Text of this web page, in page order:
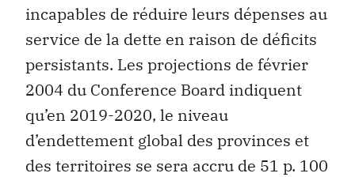
incapables de réduire leurs dépenses au
service de la dette en raison de déficits
persistants. Les projections de février
2004 du Conference Board indiquent
qu’en 2019-2020, le niveau
d’endettement global des provinces et
des territoires se sera accru de 51 p. 100